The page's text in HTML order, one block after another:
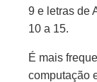
9 e letras de
10 a 15.
É mais
computação